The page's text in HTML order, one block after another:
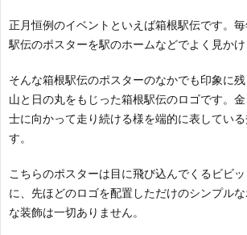
正月恒例のイベントといえば箱根駅伝です。
駅伝のポスターを駅のホームなどでよく見かけ
そんな箱根駅伝のポスターのなかでも印象に
山と日の丸をもじった箱根駅伝のロゴです。
士に向かって走り続ける様を端的に表してい
す。
こちらのポスターは目に飛び込んでくるビビ
に、先ほどのロゴを配置しただけのシンプル
な装飾は一切ありません。